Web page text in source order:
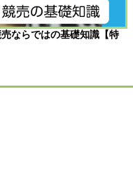
ならではの基礎知識【特